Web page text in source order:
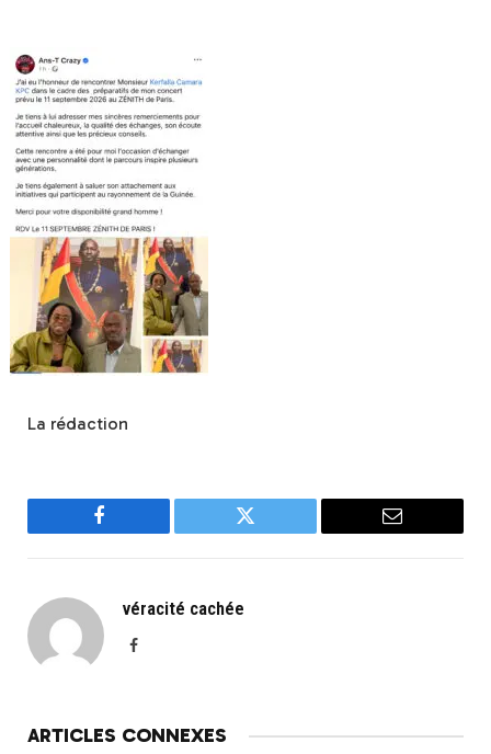
La rédaction
Facebook Twitter Email
véracité cachée
Facebook
ARTICLES CONNEXES